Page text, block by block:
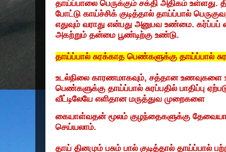
தாய்ப்பாலை பெருக்கும் சக்தி அதிகம் உள்ளது.
போட்டு காய்ச்சிக் குடித்தால் தாய்ப்பால்
எதுவும் வராது என்பது அனுபவ உண்மை. கர்ப்பப்
அகற்றும் தன்மை பூண்டிற்கு உண்டு.
தாய்ப்பால் சுரக்காத பெண்களுக்கு தாய்ப்பால்
உடல்நிலை காரணமாகவும், சத்தான உணவுகளை
பெண்களுக்கு தாய்ப்பால் சுரப்பதில் பாதிப்பு
வீட்டிலேயே எளிதான மருத்துவ முறைகளை
கையாள்வதன் மூலம் குழந்தைகளுக்கு
செய்யலாம்.
தாய் தினமும் பசும் பால் குடித்தால் தாய்ப்பால்